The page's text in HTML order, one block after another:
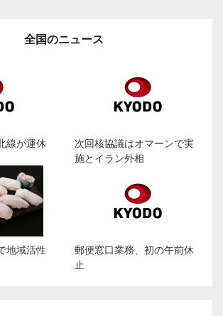
全国のニュース
線が運休
次回核協議はオマーンで実
施とイラン外相
地域活性
郵便窓口業務、初の午前休
止